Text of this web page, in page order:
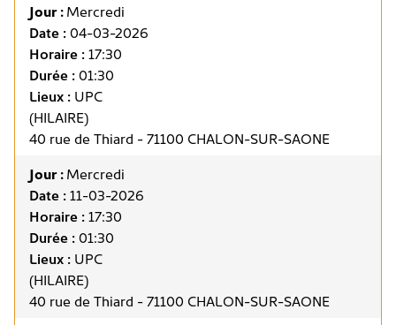
Jour :Mercredi
Date :04-03-2026
Horaire :17:30
Durée :01:30
Lieux : UPC
(HILAIRE)
40 rue de Thiard - 71100 CHALON-SUR-SAONE
Jour :Mercredi
Date :11-03-2026
Horaire :17:30
Durée :01:30
Lieux : UPC
(HILAIRE)
40 rue de Thiard - 71100 CHALON-SUR-SAONE